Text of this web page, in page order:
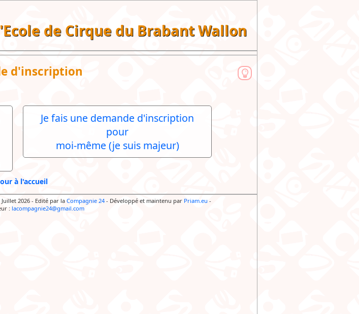
de Cirque du Brabant Wallon
d'inscription
Je fais une demande d'inscription
pour
moi-même (je suis majeur)
à l'accueil
2026- Edité par la Compagnie 24- Développé et maintenu par Priam.eu -
: lacompagnie24@gmail.com